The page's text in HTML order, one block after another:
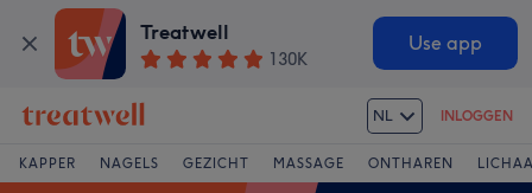
Treatwell
130K
Use app
NL INLOGGEN
KAPPER NAGELS GEZICHT MASSAGE ONTHAREN